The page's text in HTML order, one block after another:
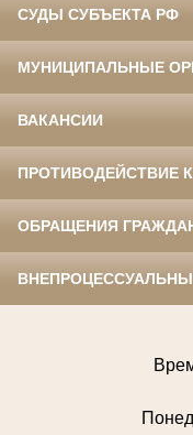
СУДЫ СУБЪЕКТА РФ
МУНИЦИПАЛЬНЫЕ
ВАКАНСИИ
ПРОТИВОДЕЙСТВИЕ
ОБРАЩЕНИЯ